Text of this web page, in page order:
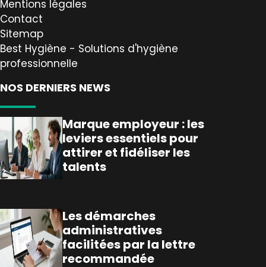
Mentions légales
Contact
Sitemap
Best Hygiène - Solutions d'hygiène
professionnelle
NOS DERNIERS NEWS
Marque employeur : les
leviers essentiels pour
attirer et fidéliser les
talents
Les démarches
administratives
facilitées par la lettre
recommandée